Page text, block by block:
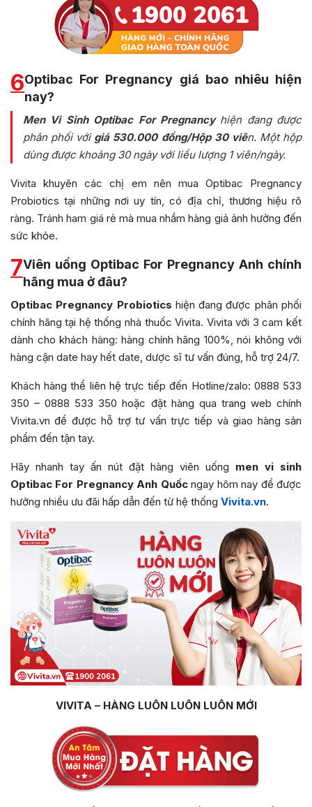
6Optibac For Pregnancy giá bao nhiêu hiện
nay?
Men Vi Sinh Optibac For Pregnancyhiện đang được
phân phối với giá 530.000 đồng/Hộp 30 viên. Một hộp
dùng được khoảng 30 ngày với liều lượng 1 viên/ngày.
Vivita khuyên các chị em nên mua Optibac Pregnancy
Probiotics tại những nơi uy tín, có địa chỉ, thương hiệu rõ
ràng. Tránh ham giá rẻ mà mua nhầm hàng giả ảnh hưởng đến
sức khỏe.
7Viên uống Optibac For Pregnancy Anh chính
hãng mua ở đâu?
Optibac Pregnancy Probiotics hiện đang được phân phối
chính hãng tại hệ thống nhà thuốc Vivita. Vivita với 3 cam kết
dành cho khách hàng: hàng chính hãng 100%, nói không với
hàng cận date hay hết date, dược sĩ tư vấn đúng, hỗ trợ 24/7.
Khách hàng thể liên hệ trực tiếp đến Hotline/zalo: 0888 533
350 – 0888 533 350 hoặc đặt hàng qua trang web chính
Vivita.vn để được hỗ trợ tư vấn trực tiếp và giao hàng sản
phẩm đến tận tay.
Hãy nhanh tay ấn nút đặt hàng viên uống men vi sinh
Optibac For Pregnancy Anh Quốcngay hôm nay để được
hưởng nhiều ưu đãi hấp dẫn đến từ hệ thống Vivita.vn.
VIVITA – HÀNG LUÔN LUÔN LUÔN MỚI